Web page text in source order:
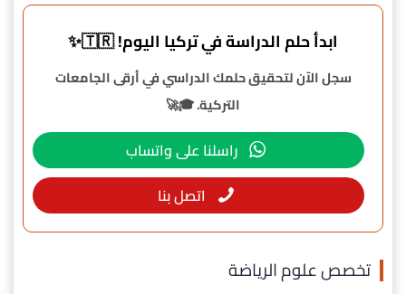
ابدأ حلم الدراسة في تركيا اليوم! 🇹🇷✨
سجل الآن لتحقيق حلمك الدراسي في أرقى الجامعات
التركية. 🎓🚀
راسلنا على واتساب
اتصل بنا
تخصص علوم الرياضة